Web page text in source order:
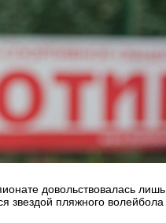
довольствовалась лишь
звездой пляжного волейбола